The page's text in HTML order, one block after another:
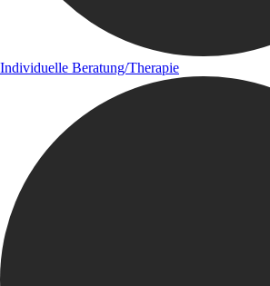
Individuelle Beratung/Therapie